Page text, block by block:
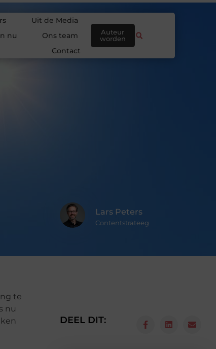
Uit de Media
nu
Ons team
Contact
Auteur
worden
Lars Peters
Contentstrateeg
te
nu
DEEL DIT: